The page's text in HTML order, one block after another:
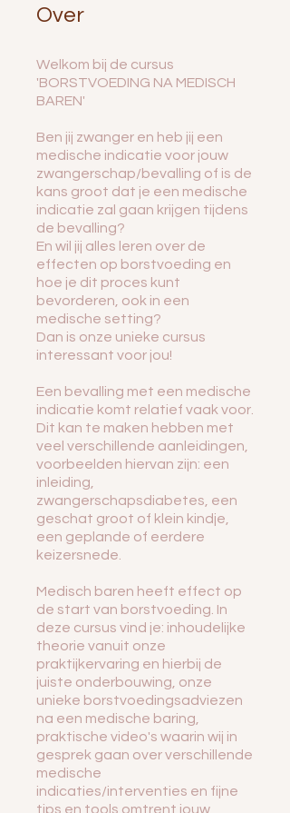
Over
Welkom bij de cursus
'BORSTVOEDING NA MEDISCH
BAREN'
Ben jij zwanger en heb jij een
medische indicatie voor jouw
zwangerschap/bevalling of is de
kans groot dat je een medische
indicatie zal gaan krijgen tijdens
de bevalling?
En wil jij alles leren over de
effecten op borstvoeding en
hoe je dit proces kunt
bevorderen, ook in een
medische setting?
Dan is onze unieke cursus
interessant voor jou!
Een bevalling met een medische
indicatie komt relatief vaak voor.
Dit kan te maken hebben met
veel verschillende aanleidingen,
voorbeelden hiervan zijn: een
inleiding,
zwangerschapsdiabetes, een
geschat groot of klein kindje,
een geplande of eerdere
keizersnede.
Medisch baren heeft effect op
de start van borstvoeding. In
deze cursus vind je: inhoudelijke
theorie vanuit onze
praktijkervaring en hierbij de
juiste onderbouwing, onze
unieke borstvoedingsadviezen
na een medische baring,
praktische video's waarin wij in
gesprek gaan over verschillende
medische
indicaties/interventies en fijne
tips en tools omtrent jouw